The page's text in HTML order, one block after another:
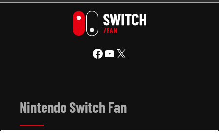
Facebook YouTube X
Nintendo Switch Fan